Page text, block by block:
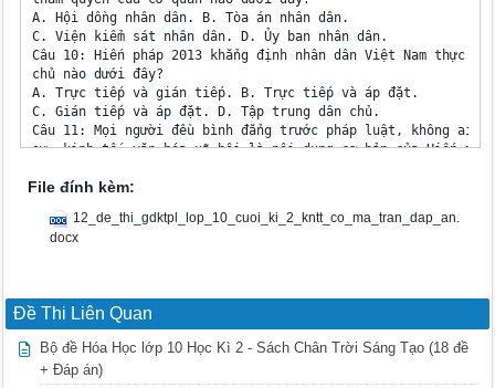
File đính kèm:
12_de_thi_gdktpl_lop_10_cuoi_ki_2_kntt_co_ma_tran_dap_an.
docx
Đề Thi Liên Quan
Bộ đề Hóa Học lớp 10 Học Kì 2 - Sách Chân Trời Sáng Tạo (18 đề
+ Đáp án)